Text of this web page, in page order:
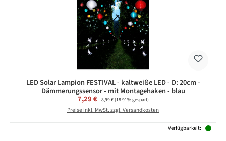
LED Solar Lampion FESTIVAL - kaltweiße LED - D: 20cm -
Dämmerungssensor - mit Montagehaken - blau
Verkaufspreis:
7,29 € Regulärer Preis:
8,99 €(18.91% gespart)
Preise inkl. MwSt. zzgl. Versandkosten
Verfügbarkeit: